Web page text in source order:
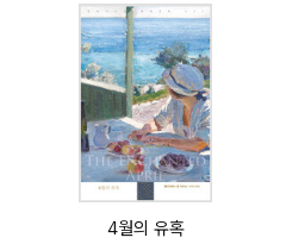
4월의 유혹